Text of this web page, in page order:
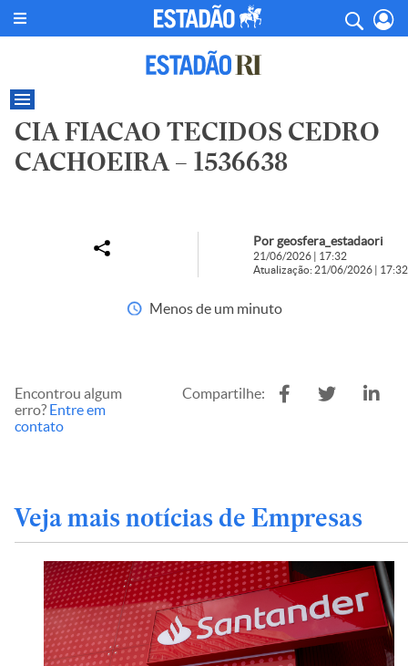
CIA FIACAO TECIDOS CEDRO
CACHOEIRA – 1536638
Por geosfera_estadaori
21/06/2026 | 17:32
Atualização: 21/06/2026 | 17:32
Menos de um minuto
Encontrou algum
erro? Entre em
contato
Compartilhe:
Veja mais notícias de Empresas